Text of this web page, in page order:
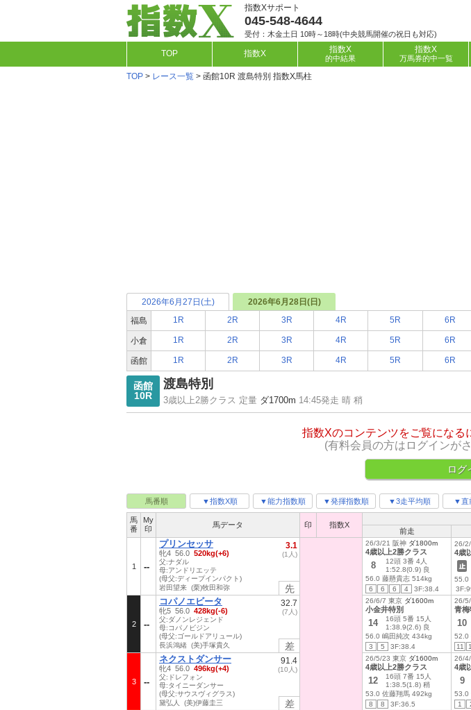
指数Xサポート
045-548-4644
受付：木金土日 10時～18時(中央競馬開催の祝日も対応)
TOP 指数X 指数X
的中結果
指数X
万馬券的中一覧
TOP > レース一覧 > 函館10R 渡島特別 指数X馬柱
2026年6月27日(土) 2026年6月28日(日)
福島 1R 2R 3R 4R 5R 6R
小倉 1R 2R 3R 4R 5R 6R
函館 1R 2R 3R 4R 5R 6R
函館
10R
渡島特別
3歳以上2勝クラス 定量 ダ1700m 14:45発走 晴 稍
指数Xのコンテンツをご覧になる
(有料会員の方はログインが
ログ
馬番順 ▼指数X順 ▼能力指数順 ▼発揮指数順 ▼3走平均順 ▼直
馬
番
My
印
馬データ 印 指数X
前走
1
プリンセッサ
牝4 56.0 520kg(+6)
父:ナダル
母:アンドリエッテ
(母父:ディープインパクト)
岩田望来 (栗)牧田和弥
3.1
(1人)
先
26/3/21 阪神 ダ1800m
4歳以上2勝クラス
8
12頭 3番 4人
1:52.8(0.9) 良
56.0 藤懸貴志 514kg
6
6 6 4 3F:38.4
26/
4歳
55.0
2
コパノエビータ
牝5 56.0 428kg(-6)
父:ダノンレジェンド
母:コパノビジン
(母父:ゴールドアリュール)
長浜鴻緒 (美)手塚貴久
32.7
(7人)
差
26/6/7 東京 ダ1600m
小金井特別
14
16頭 5番 15人
1:38.9(2.6) 良
56.0 嶋田純次 434kg
3
5 3F:38.4
26/
青梅
10
52.0
11
3
ネクストダンサー
牝4 56.0 496kg(+4)
父:ドレフォン
母:タイニーダンサー
(母父:サウスヴィグラス)
黛弘人 (美)伊藤圭三
91.4
(10人)
差
26/5/23 東京 ダ1600m
4歳以上2勝クラス
12
16頭 7番 15人
1:38.5(1.8) 稍
53.0 佐藤翔馬 492kg
8
8 3F:36.5
26/
4歳
9
53.0
1